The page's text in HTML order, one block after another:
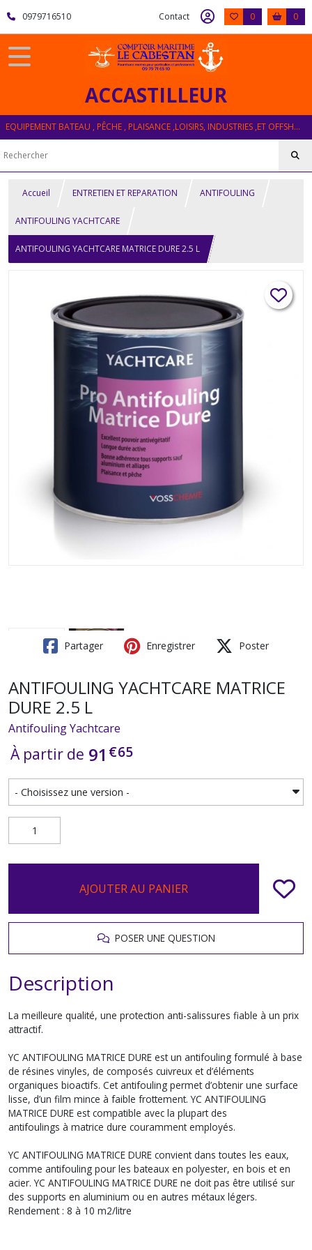
0979716510 Contact 0 0
ACCASTILLEUR
EQUIPEMENT BATEAU , PÊCHE , PLAISANCE ,LOISIRS, INDUSTRIES ,ET OFFSHORE
Accueil ENTRETIEN ET REPARATION ANTIFOULING
ANTIFOULING YACHTCARE
ANTIFOULING YACHTCARE MATRICE DURE 2.5 L
Partager Enregistrer Poster
ANTIFOULING YACHTCARE MATRICE
DURE 2.5 L
Antifouling Yachtcare
À partir de 91 €65
AJOUTER AU PANIER
POSER UNE QUESTION
Description
La meilleure qualité, une protection anti-salissures fiable à un prix
attractif.
YC ANTIFOULING MATRICE DURE est un antifouling formulé à base
de résines vinyles, de composés cuivreux et d’éléments
organiques bioactifs. Cet antifouling permet d’obtenir une surface
lisse, d’un film mince à faible frottement. YC ANTIFOULING
MATRICE DURE est compatible avec la plupart des
antifoulings à matrice dure couramment employés.
YC ANTIFOULING MATRICE DURE convient dans toutes les eaux,
comme antifouling pour les bateaux en polyester, en bois et en
acier. YC ANTIFOULING MATRICE DURE ne doit pas être utilisé sur
des supports en aluminium ou en autres métaux légers.
Rendement : 8 à 10 m2/litre